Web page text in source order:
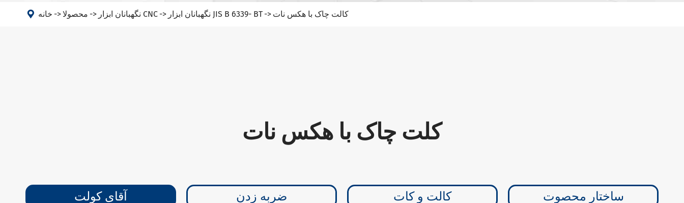
 خانه محصولا نگهبانان ابزار CNC نگهبانان ابزار JIS B 6339- BT کالت چاک با هکس نات
کلت چاک با هکس نات
آقای کولت ضربه زدن کالت و کات ساختار محصوت